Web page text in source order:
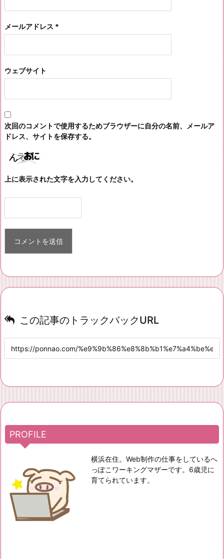
メールアドレス *
ウェブサイト
次回のコメントで使用するためブラウザーに自分の名前、メールア
ドレス、サイトを保存する。
上に表示された文字を入力してください。
この記事のトラックバックURL
PROFILE
横浜在住。Web制作の仕事をしているへ
っぽこワーキングマザーです。6歳児に
育てられています。